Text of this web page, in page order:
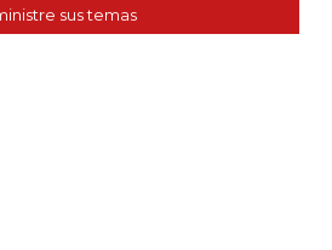
sus temas